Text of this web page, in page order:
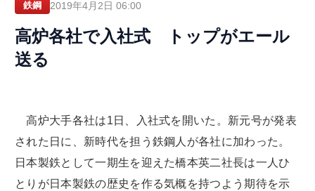
鉄鋼 2019年4月2日 06:00
高炉各社で入社式 トップがエール
送る
高炉大手各社は1日、入社式を開いた。新元号が発表
された日に、新時代を担う鉄鋼人が各社に加わった。
日本製鉄として一期生を迎えた橋本英二社長は一人ひ
とりが日本製鉄の歴史を作る気概を持つよう期待を示